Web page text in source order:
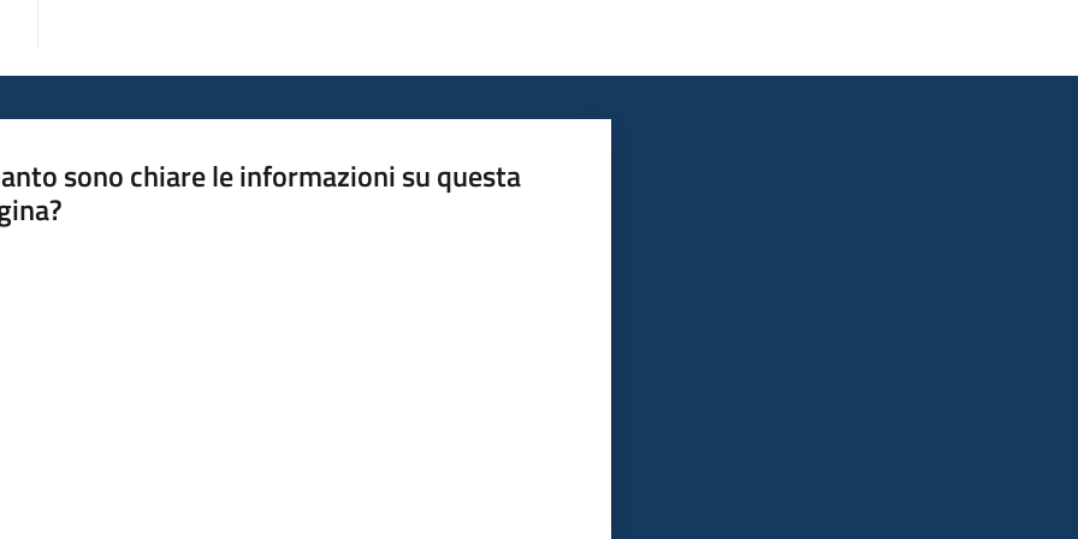
sono chiare le informazioni su questa